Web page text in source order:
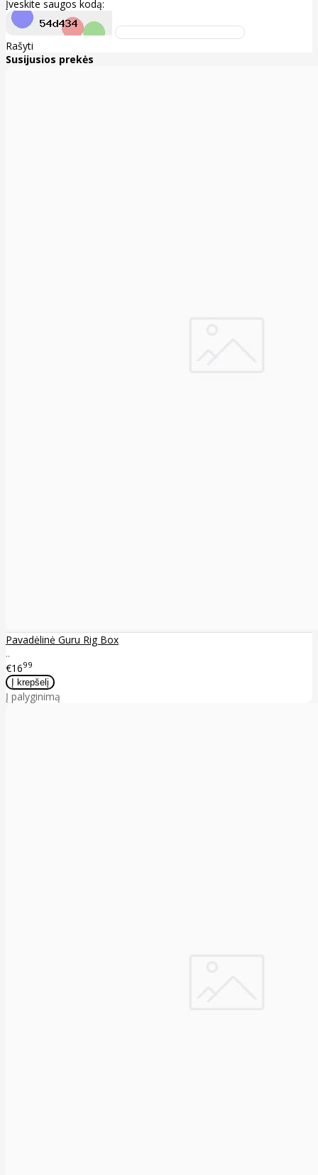
Įveskite saugos kodą:
Rašyti
Susijusios prekės
Pavadėlinė Guru Rig Box
..
€1699
Į palyginimą